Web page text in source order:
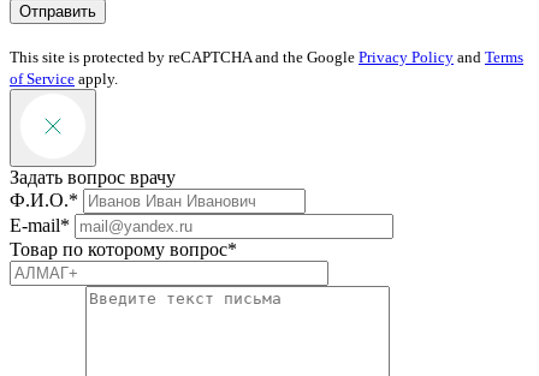
Отправить
This site is protected by reCAPTCHA and the Google Privacy Policy and Terms
of Service apply.
Задать вопрос врачу
Ф.И.О.*
E-mail*
Товар по которому вопрос*